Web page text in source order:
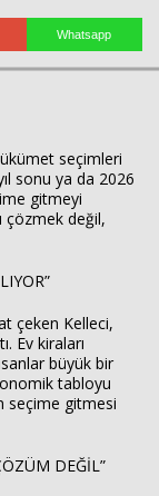
Whatsapp
seçimleri
sonu ya da 2026
gitmeyi
çözmek değil,
çeken Kelleci,
Ev kiraları
büyük bir
tabloyu
seçime gitmesi
DEĞİL”
Haberin Doğru Adresi.